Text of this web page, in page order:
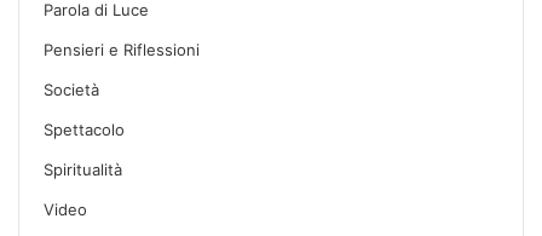
Parola di Luce
Pensieri e Riflessioni
Società
Spettacolo
Spiritualità
Video